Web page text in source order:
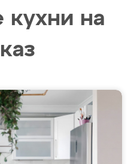
кухни на